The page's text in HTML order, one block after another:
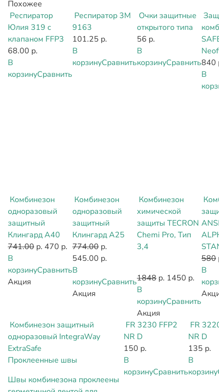
Похожее
Респиратор
Юлия 319 с
клапаном FFP3
68.00 р.
В
корзинуСравнить
Респиратор 3М
9163
101.25 р.
В
корзинуСравнить
Очки защитные
открытого типа
56 р.
В
корзинуСравнить840
В
Комбинезон
одноразовый
защитный
Клингард А40
741.00 р. 470 р.
В
корзинуСравнить
Акция
Комбинезон
одноразовый
защитный
Клингард А25
774.00 р.
545.00 р.
В
корзинуСравнить
Акция
Комбинезон
химической
защиты TECRON
Chemi Pro, Тип
3,4
1848 р. 1450 р.
В
корзинуСравнить
Акция
580
В
Комбинезон защитный
одноразовый IntegraWay
ExtraSafe
Проклеенные швы
Швы комбинезона проклеены
FR 3230 FFP2
NR D
150 р.
В
корзинуСравнить
FR
NR D
135 р.
В
корзину